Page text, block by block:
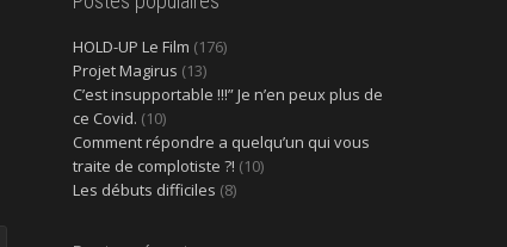
HOLD-UP Le Film (176)
Projet Magirus (13)
C’est insupportable !!!” Je n’en peux plus de
ce Covid. (10)
Comment répondre a quelqu’un qui vous
traite de complotiste ?! (10)
Les débuts difficiles (8)